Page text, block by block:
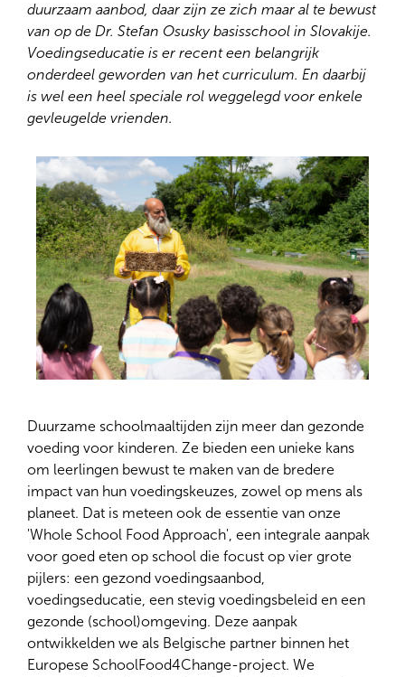
duurzaam aanbod, daar zijn ze zich maar al te bewust
van op de Dr. Stefan Osusky basisschool in Slovakije.
Voedingseducatie is er recent een belangrijk
onderdeel geworden van het curriculum. En daarbij
is wel een heel speciale rol weggelegd voor enkele
gevleugelde vrienden.
Duurzame schoolmaaltijden zijn meer dan gezonde
voeding voor kinderen. Ze bieden een unieke kans
om leerlingen bewust te maken van de bredere
impact van hun voedingskeuzes, zowel op mens als
planeet. Dat is meteen ook de essentie van onze
'Whole School Food Approach', een integrale aanpak
voor goed eten op school die focust op vier grote
pijlers: een gezond voedingsaanbod,
voedingseducatie, een stevig voedingsbeleid en een
gezonde (school)omgeving. Deze aanpak
ontwikkelden we als Belgische partner binnen het
Europese SchoolFood4Change-project. We